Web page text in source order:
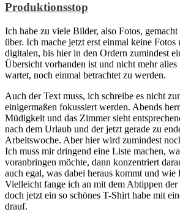
Produktionsstop
Ich habe zu viele Bilder, also Fotos,
über. Ich mache jetzt erst einmal keine Fotos
digitalen, bis hier in den Ordern zumindest
Übersicht vorhanden ist und nicht mehr
wartet, noch einmal betrachtet zu werden.
Auch der Text muss, ich schreibe es nicht
einigermaßen fokussiert werden. Abends
Müdigkeit und das Zimmer sieht
nach dem Urlaub und der jetzt gerade zu
Arbeitswoche. Aber hier wird zumindest
Ich muss mir dringend eine Liste machen,
voranbringen möchte, dann konzentriert
auch egal, was dabei heraus kommt und wie
Vielleicht fange ich an mit dem Abtippen
doch jetzt ein so schönes T-Shirt habe mit
drauf.